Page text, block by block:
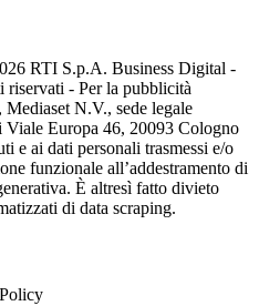
RTI S.p.A. Business Digital -
- Per la pubblicità
N.V., sede legale
Europa 46, 20093 Cologno
e ai dati personali trasmessi e/o
funzionale all’addestramento di
È altresì fatto divieto
di data scraping.